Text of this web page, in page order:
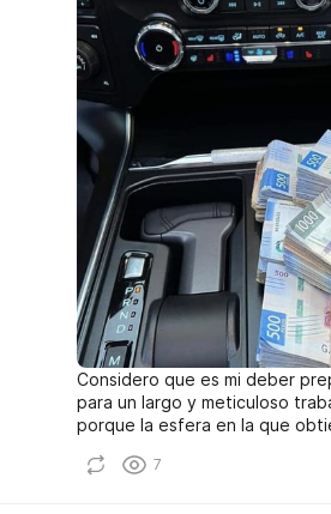
Considero que es mi deber
para un largo y meticuloso
porque la esfera en la que
instantánea por la secuencia
decisiones tomadas, que en
7